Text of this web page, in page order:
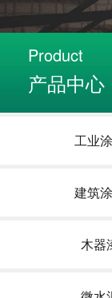
Product
产品中心
工业
建筑
木器